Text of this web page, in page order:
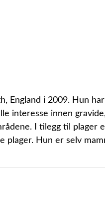
England i 2009. Hun
interesse innen
I tilegg til plager
plager. Hun er selv